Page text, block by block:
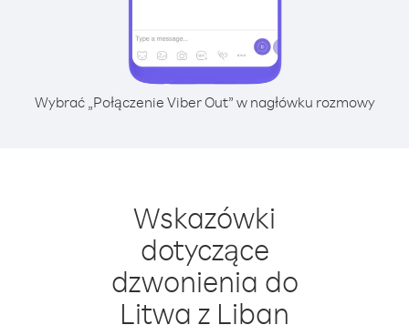
Wybrać „Połączenie Viber Out” w nagłówku rozmowy
Wskazówki
dotyczące
dzwonienia do
Litwa z Liban